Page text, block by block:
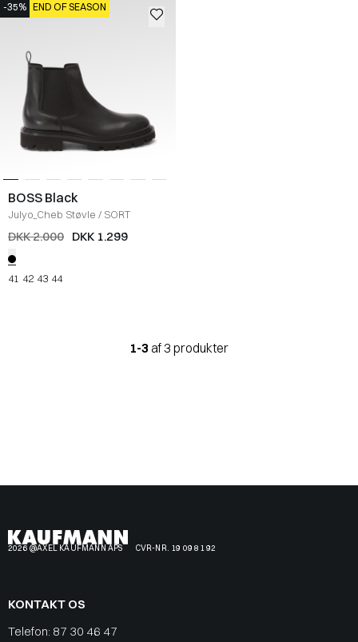
-35% END OF SEASON
BOSS Black
Julyo_Cheb Støvle / SORT
DKK 2.000 DKK 1.299
41 42 43 44
1-3 af 3 produkter
2026 @AXEL KAUFMANN APS CVR-NR. 19 09 81 92
KONTAKT OS
Telefon: 87 30 46 47